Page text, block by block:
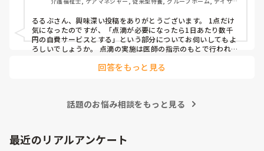
るるぶさん、興味深い投稿をありがとうございます。 1点だけ
気になったのですが、「点滴が必要になったら1日あたり数千
円の自費サービスとする」という部分についてお伺いしてもよ
ろしいでしょうか。 点滴の実施は医師の指示のもとで行われる
ただく」という形にすると、介護保険や医療保険の算定との関
回答をもっと見る
話題のお悩み相談をもっと見る
最近のリアルアンケート